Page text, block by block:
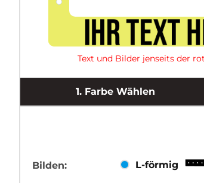
Text und Bilder jenseits der
1. Farbe Wählen
Bilden: L-förmig